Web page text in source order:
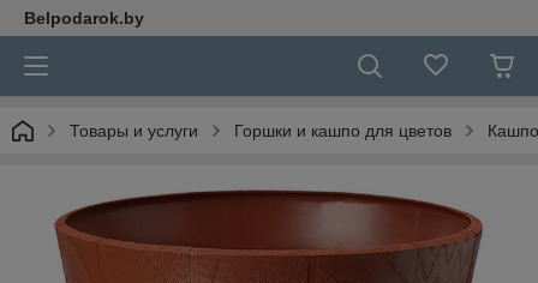
Belpodarok.by
Товары и услуги Горшки и кашпо для цветов